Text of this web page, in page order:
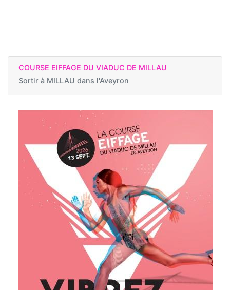
COURSE EIFFAGE DU VIADUC DE MILLAU
Sortir à MILLAU dans l'Aveyron